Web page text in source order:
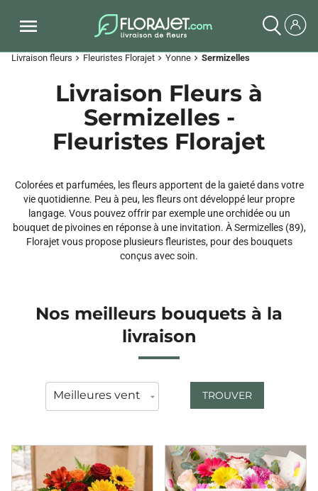
Livraison fleurs chevron_right Fleuristes Florajet chevron_right Yonne chevron_right Sermizelles
Livraison Fleurs à
Sermizelles -
Fleuristes Florajet
Colorées et parfumées, les fleurs apportent de la gaieté dans votre
vie quotidienne. Peu à peu, les fleurs ont développé leur propre
langage. Vous pouvez offrir par exemple une orchidée ou un
bouquet de pivoines en réponse à une invitation. À Sermizelles (89),
Florajet vous propose plusieurs fleuristes, pour des bouquets
conçus avec soin.
Nos meilleurs bouquets à la
livraison
TROUVER